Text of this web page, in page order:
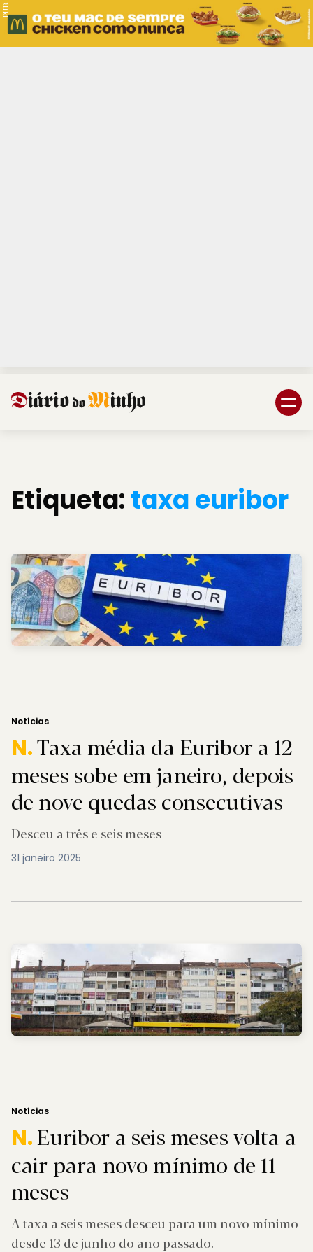
PUB.
Etiqueta:taxa euribor
Notícias
N.Taxa média da Euribor a 12
meses sobe em janeiro, depois
de nove quedas consecutivas
Desceu a três e seis meses
31 janeiro 2025
Notícias
N.Euribor a seis meses volta a
cair para novo mínimo de 11
meses
A taxa a seis meses desceu para um novo mínimo
desde 13 de junho do ano passado.